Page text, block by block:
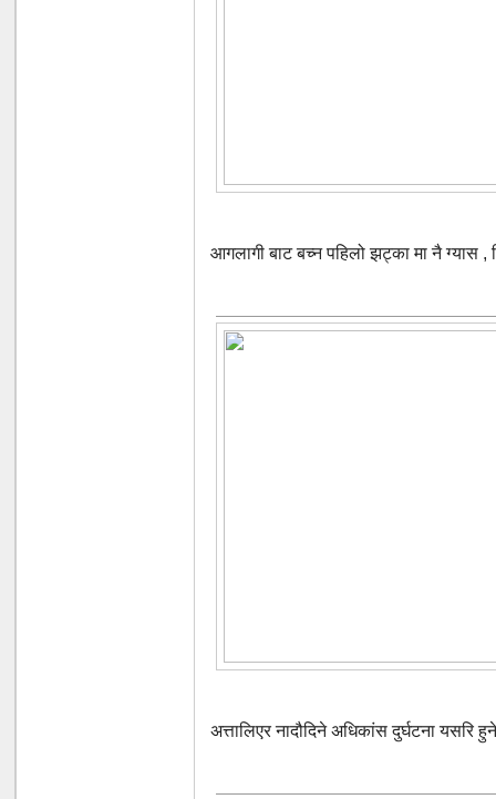
आगलागी बाट बच्न पहिलो झट्का मा नै ग्यास ,
अत्तालिएर नादौदिने अधिकांस दुर्घटना यसरि